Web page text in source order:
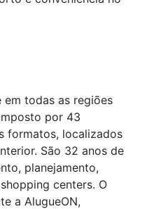
em todas as regiões
por 43
formatos, localizados
São 32 anos de
planejamento,
centers. O
a AlugueON,